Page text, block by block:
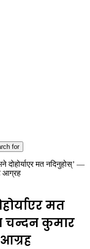
for
दोहोर्याएर मत नदिनुहोस्’ —
आग्रह
मत
चन्दन कुमार